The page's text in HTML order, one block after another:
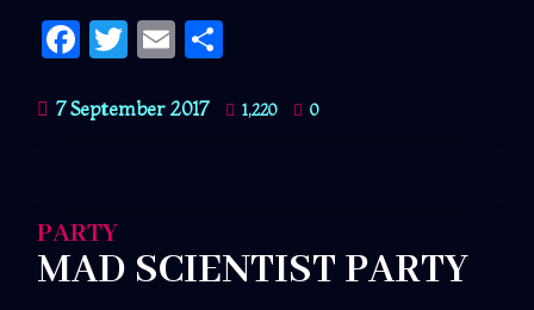
Facebook
Twitter
Email
7 September 2017 1,220 0
PARTY
MAD SCIENTIST PARTY